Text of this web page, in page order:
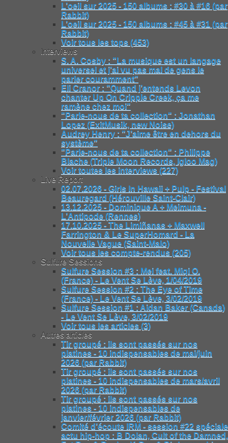
L’oeil sur 2025 - 150 albums : #30 à #16 (par
Rabbit)
L’oeil sur 2025 - 150 albums : #45 à #31 (par
Rabbit)
Voir tous les tops (453)
Interviews
S. A. Cosby : "La musique est un langage
universel et j’ai vu pas mal de gens le
parler couramment"
Eli Cranor : "Quand j’entends Levon
chanter Up On Cripple Creek, ça me
ramène chez moi"
"Parle-nous de ta collection" : Jonathan
Lopez (ExitMusik, new Noise)
Audrey Henry : "J’aime être en dehors du
système"
"Parle-nous de ta collection" : Philippe
Blache (Triple Moon Records, Igloo Mag)
Voir toutes les interviews (227)
Live Report
02.07.2026 - Girls In Hawaii + Pulp - Festival
Beauregard (Hérouville Saint-Clair)
13.12.2025 - Dominique A + Meimuna -
L’Antipode (Rennes)
17.10.2025 - The Limiñanas + Maxwell
Farrington & Le SuperHomard - La
Nouvelle Vague (Saint-Malo)
Voir tous les compte-rendus (205)
Sulfure Sessions
Sulfure Session #3 : Mei feat. Miqi O.
(France) - Le Vent Se Lève, 1/04/2019
Sulfure Session #2 : The Eye of Time
(France) - Le Vent Se Lève, 3/02/2019
Sulfure Session #1 : Aidan Baker (Canada)
- Le Vent Se Lève, 3/02/2019
Voir tous les articles (3)
Autres articles
Tir groupé : ils sont passés sur nos
platines - 10 indispensables de mai/juin
2026 (par Rabbit)
Tir groupé : ils sont passés sur nos
platines - 10 indispensables de mars/avril
2026 (par Rabbit)
Tir groupé : ils sont passés sur nos
platines - 10 indispensables de
janvier/février 2026 (par Rabbit)
Comité d’écoute IRM - session #22 spéciale
actu hip-hop : B Dolan, Cult of the Damned,